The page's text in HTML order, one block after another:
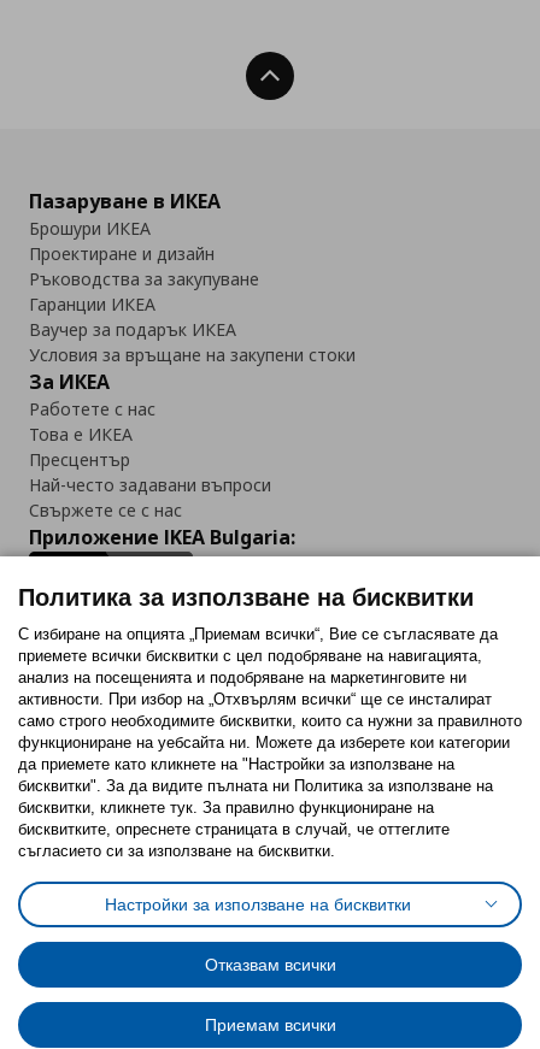
Нагоре
Пазаруване в ИКЕА
Брошури ИКЕА
Проектиране и дизайн
Ръководства за закупуване
Гаранции ИКЕА
Ваучер за подарък ИКЕА
Условия за връщане на закупени стоки
За ИКЕА
Работете с нас
Това е ИКЕА
Пресцентър
Най-често задавани въпроси
Свържете се с нас
Приложение IKEA Bulgaria:
Последвайте ни:
FacebookTwitterYoutubePinterestInstagram
Политика за използване на бисквитки (Cookies)
Избор на настройки за използване на бисквитки
Условия за ползване на ikea.bgОбща политика за личните данни
Политика за защита на личните данни на ikea.bg
Общи условия на програма IKEA Family
Политика за защита на лични данни на програма IKEA Family
Политика за използване на бисквитки
С избиране на опцията „Приемам всички“, Вие се съгласявате да
приемете всички бисквитки с цел подобряване на навигацията,
анализ на посещенията и подобряване на маркетинговите ни
активности. При избор на „Отхвърлям всички“ ще се инсталират
само строго необходимитe бисквитки, които са нужни за правилното
функциониране на уебсайта ни. Можете да изберете кои категории
да приемете като кликнете на "Настройки за използване на
бисквитки". За да видите пълната ни Политика за използване на
бисквитки, кликнете тук. За правилно функциониране на
бисквитките, опреснете страницата в случай, че оттеглите
съгласието си за използване на бисквитки.
Настройки за използване на бисквитки
Отказвам всички
Приемам всички